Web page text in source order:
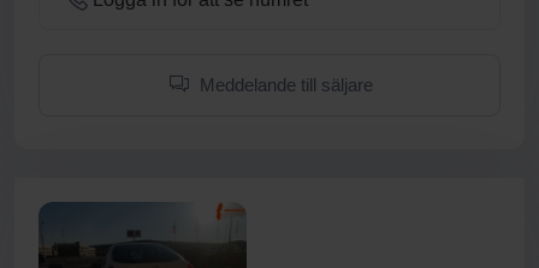
Meddelande till säljare